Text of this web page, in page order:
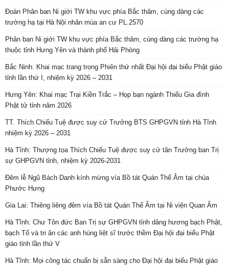
Đoàn Phân ban Ni giới TW khu vực phía Bắc thăm, cúng dàng các
trường hạ tại Hà Nội nhân mùa an cư PL.2570
Phân ban Ni giới TW khu vực phía Bắc thăm, cúng dàng các trường hạ
thuộc tỉnh Hưng Yên và thành phố Hải Phòng
Bắc Ninh: Khai mạc trang trọng Phiên thứ nhất Đại hội đại biểu Phật giáo
tỉnh lần thứ I, nhiệm kỳ 2026 – 2031
Hưng Yên: Khai mạc Trại Kiền Trắc – Họp bạn ngành Thiếu Gia đình
Phật tử tỉnh năm 2026
TT. Thích Chiếu Tuệ được suy cử Trưởng BTS GHPGVN tỉnh Hà Tĩnh
nhiệm kỳ 2026 – 2031
Hà Tĩnh: Thượng tọa Thích Chiếu Tuệ được suy cử tân Trưởng ban Trị
sự GHPGVN tỉnh, nhiệm kỳ 2026-2031
Đêm lễ Ngũ Bách Danh kính mừng vía Bồ tát Quán Thế Âm tại chùa
Phước Hưng
Gia Lai: Thiêng liêng đêm vía Bồ tát Quán Thế Âm tại Ni viện Quan Âm
Hà Tĩnh: Chư Tôn đức Ban Trị sự GHPGVN tỉnh dâng hương bạch Phật,
bạch Tổ và tri ân các anh hùng liệt sĩ trước thềm Đại hội đại biểu Phật
giáo tỉnh lần thứ V
Hà Tĩnh: Mọi công tác chuẩn bị sẵn sàng cho Đại hội đại biểu Phật giáo